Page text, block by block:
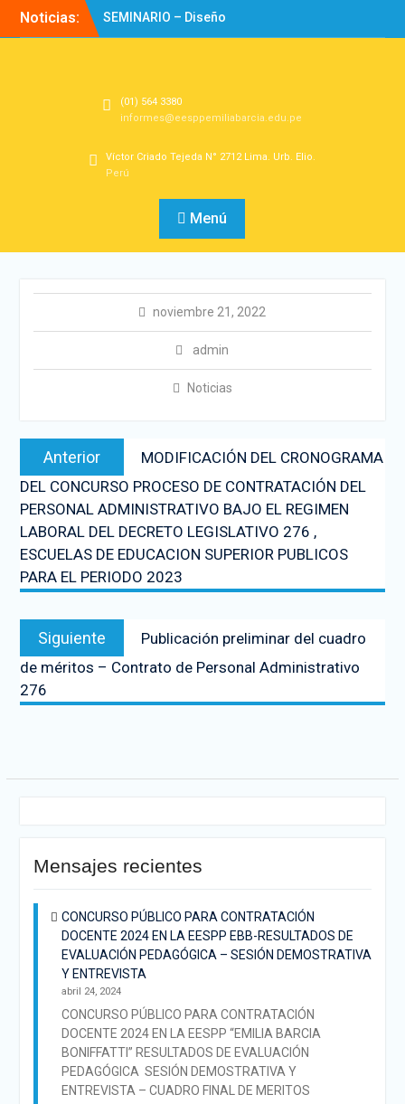
Noticias:
SEMINARIO – Diseño
Experiencias de
(01) 564 3380
informes@eesppemiliabarcia.edu.pe
Víctor Criado Tejeda N° 2712 Lima. Urb. Elio.
Perú
Menú
noviembre 21, 2022
admin
Noticias
Anterior
MODIFICACIÓN DEL CRONOGRAMA
DEL CONCURSO PROCESO DE CONTRATACIÓN DEL
PERSONAL ADMINISTRATIVO BAJO EL REGIMEN
LABORAL DEL DECRETO LEGISLATIVO 276 ,
ESCUELAS DE EDUCACION SUPERIOR PUBLICOS
PARA EL PERIODO 2023
Siguiente
Publicación preliminar del cuadro
de méritos – Contrato de Personal Administrativo
276
Mensajes recientes
CONCURSO PÚBLICO PARA CONTRATACIÓN
DOCENTE 2024 EN LA EESPP EBB-RESULTADOS DE
EVALUACIÓN PEDAGÓGICA – SESIÓN DEMOSTRATIVA
Y ENTREVISTA
abril 24, 2024
CONCURSO PÚBLICO PARA CONTRATACIÓN
DOCENTE 2024 EN LA EESPP “EMILIA BARCIA
BONIFFATTI” RESULTADOS DE EVALUACIÓN
PEDAGÓGICA SESIÓN DEMOSTRATIVA Y
ENTREVISTA – CUADRO FINAL DE MERITOS